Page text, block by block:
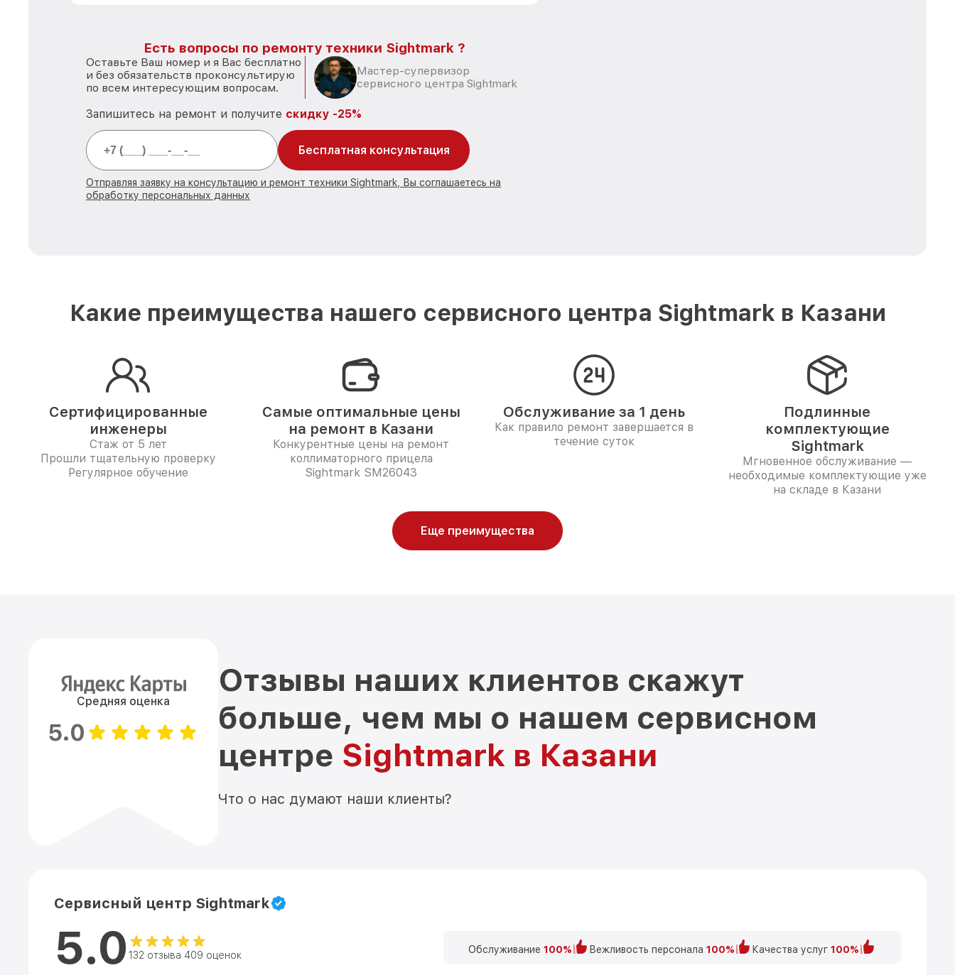
Есть вопросы по ремонту техники Sightmark ?
Оставьте Ваш номер и я Вас бесплатно
и без обязательств проконсультирую
по всем интересующим вопросам.
Мастер-супервизор
сервисного центра Sightmark
Запишитесь на ремонт и получите скидку -25%
Бесплатная консультация
Отправляя заявку на консультацию и ремонт техники Sightmark, Вы соглашаетесь на
обработку персональных данных
Какие преимущества нашего сервисного центра Sightmark в Казани
Сертифицированные
инженеры
Стаж от 5 лет
Прошли тщательную проверку
Регулярное обучение
Самые оптимальные цены
на ремонт в Казани
Конкурентные цены на ремонт
коллиматорного прицела
Sightmark SM26043
Обслуживание за 1 день
Как правило ремонт завершается в
течение суток
Подлинные
комплектующие
Sightmark
Мгновенное обслуживание —
необходимые комплектующие уже
на складе в Казани
Еще преимущества
Средняя оценка
5.0
Отзывы наших клиентов скажут
больше, чем мы о нашем сервисном
центре Sightmark в Казани
Что о нас думают наши клиенты?
Сервисный центр Sightmark
5.0 132 отзыва 409 оценок Обслуживание 100% Вежливость персонала 100% Качества услуг 100%